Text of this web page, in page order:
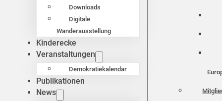
Downloads
Digitale
Wanderausstellung
Kinderecke
Veranstaltungen
Demokratiekalendar
Publikationen
News